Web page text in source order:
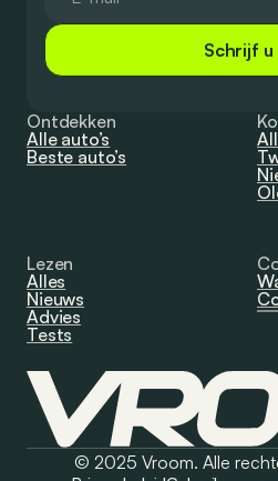
Schrijf u
Ontdekken
Alle auto’s
Beste auto’s
Lezen
Alles
Nieuws
Advies
Tests
© 2025 Vroom. Alle